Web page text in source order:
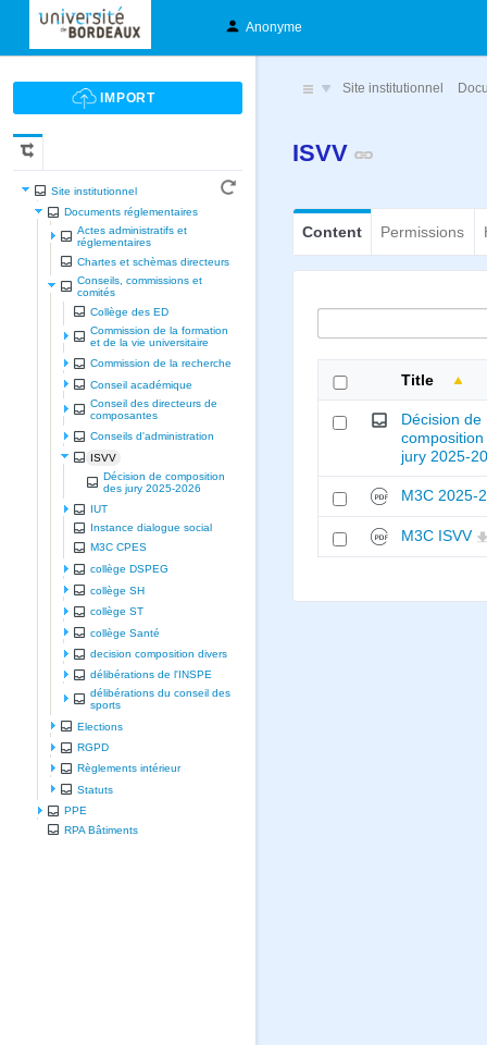
Anonyme
Site institutionnel
Documents réglementaires
Actes administratifs et
réglementaires
Chartes et schèmas directeurs
Conseils, commissions et
comités
Collège des ED
Commission de la formation
et de la vie universitaire
Commission de la recherche
Conseil académique
Conseil des directeurs de
composantes
Conseils d'administration
ISVV
Décision de composition
des jury 2025-2026
IUT
Instance dialogue social
M3C CPES
collège DSPEG
collège SH
collège ST
collège Santé
decision composition divers
délibérations de l'INSPE
délibérations du conseil des
sports
Elections
RGPD
Règlements intérieur
Statuts
PPE
RPA Bâtiments
Site institutionnel
ISVV
Content Permissions
Title
Décision de
jury 2025-
M3C 2025-
M3C ISVV